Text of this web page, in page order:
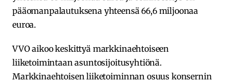
pääomanpalautuksena yhteensä 66,6 miljoonaa
euroa.
VVO aikoo keskittyä markkinaehtoiseen
liiketoimintaan asuntosijoitusyhtiönä.
Markkinaehtoisen liiketoiminnan osuus konsernin